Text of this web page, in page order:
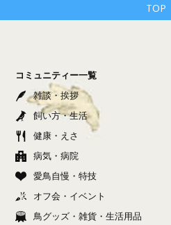
TOP
コミュニティー一覧
雑談・挨拶
飼い方・生活
健康・えさ
病気・病院
愛鳥自慢・特技
オフ会・イベント
鳥グッズ・雑貨・生活用品